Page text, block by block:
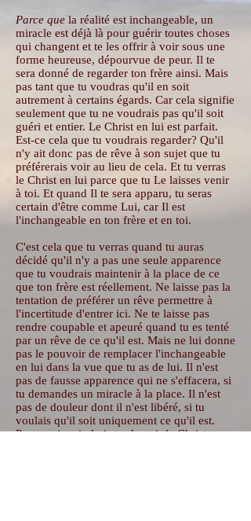
Parce que la réalité est inchangeable, un
miracle est déjà là pour guérir toutes choses
qui changent et te les offrir à voir sous une
forme heureuse, dépourvue de peur. Il te
sera donné de regarder ton frère ainsi. Mais
pas tant que tu voudras qu'il en soit
autrement à certains égards. Car cela signifie
seulement que tu ne voudrais pas qu'il soit
guéri et entier. Le Christ en lui est parfait.
Est-ce cela que tu voudrais regarder? Qu'il
n'y ait donc pas de rêve à son sujet que tu
préférerais voir au lieu de cela. Et tu verras
le Christ en lui parce que tu Le laisses venir
à toi. Et quand Il te sera apparu, tu seras
certain d'être comme Lui, car Il est
l'inchangeable en ton frère et en toi.
C'est cela que tu verras quand tu auras
décidé qu'il n'y a pas une seule apparence
que tu voudrais maintenir à la place de ce
que ton frère est réellement. Ne laisse pas la
tentation de préférer un rêve permettre à
l'incertitude d'entrer ici. Ne te laisse pas
rendre coupable et apeuré quand tu es tenté
par un rêve de ce qu'il est. Mais ne lui donne
pas le pouvoir de remplacer l'inchangeable
en lui dans la vue que tu as de lui. Il n'est
pas de fausse apparence qui ne s'effacera, si
tu demandes un miracle à la place. Il n'est
pas de douleur dont il n'est libéré, si tu
voulais qu'il soit uniquement ce qu'il est.
Pourquoi craindrais-tu de voir le Christ en